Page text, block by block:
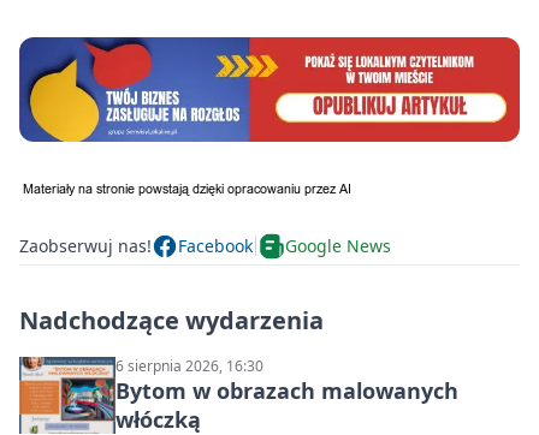
Zaobserwuj nas! Facebook Google News
Nadchodzące wydarzenia
6 sierpnia 2026, 16:30
Bytom w obrazach malowanych
włóczką